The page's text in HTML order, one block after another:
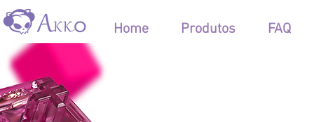
Home Produtos FAQ